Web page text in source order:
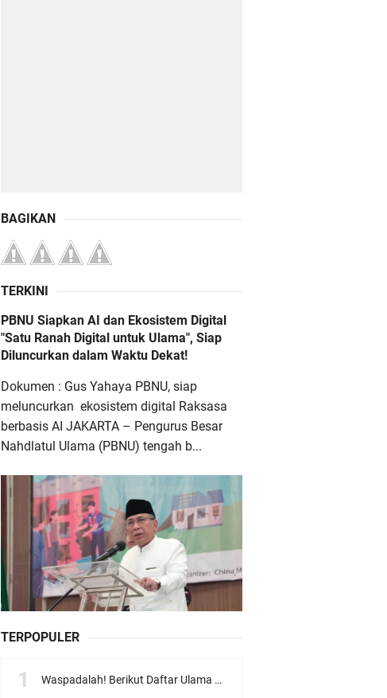
BAGIKAN
TERKINI
PBNU Siapkan AI dan Ekosistem Digital
"Satu Ranah Digital untuk Ulama", Siap
Diluncurkan dalam Waktu Dekat!
Dokumen : Gus Yahaya PBNU, siap
meluncurkan ekosistem digital Raksasa
berbasis AI JAKARTA – Pengurus Besar
Nahdlatul Ulama (PBNU) tengah b...
TERPOPULER
Waspadalah! Berikut Daftar Ulama Wahabi di Seluruh Dunia dan Karya-karyanya